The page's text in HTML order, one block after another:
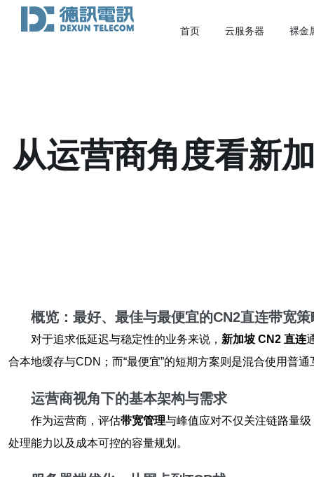
首页 云服务器 裸金
从运营商角度看新
概览：最好、最佳与最便宜的CN2直连带宽策
对于追求低延迟与稳定性的业务来说， 新加坡 CN2 直连
合本地缓存与CDN；而“最便宜”的短期方案则是混合使用普
运营商视角下的基本架构与需求
作为运营商，评估带宽管理与峰值应对不仅关注链路量
处理能力以及成本可控的容量规划。